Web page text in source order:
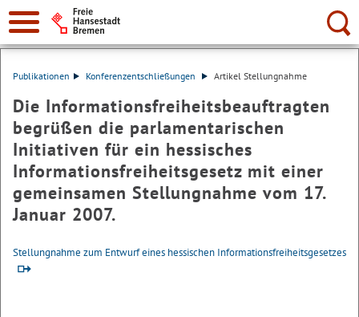
Suche:
Publikationen Konferenzentschließungen Artikel Stellungnahme
Die Informationsfreiheitsbeauftragten
begrüßen die parlamentarischen
Initiativen für ein hessisches
Informationsfreiheitsgesetz mit einer
gemeinsamen Stellungnahme vom 17.
Januar 2007.
Stellungnahme zum Entwurf eines hessischen Informationsfreiheitsgesetzes